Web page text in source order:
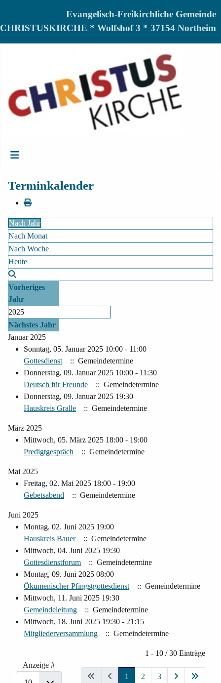
Evangelisch-Freikirchliche Gemeinde
CHRISTUSKIRCHE * Wolfshof 3 * 37154 Northeim
Terminkalender
Nach Jahr
Nach Monat
Nach Woche
Heute
Vorheriges
Jahr
2025
Nächstes Jahr
Januar 2025
Sonntag, 05. Januar 2025 10:00 - 11:00
Gottesdienst
:: Gemeindetermine
Donnerstag, 09. Januar 2025 10:00 - 11:30
Deutsch für Freunde
:: Gemeindetermine
Donnerstag, 09. Januar 2025 19:30
Hauskreis Gralle
:: Gemeindetermine
März 2025
Mittwoch, 05. März 2025 18:00 - 19:00
Predigtgespräch
:: Gemeindetermine
Mai 2025
Freitag, 02. Mai 2025 18:00 - 19:00
Gebetsabend
:: Gemeindetermine
Juni 2025
Montag, 02. Juni 2025 19:00
Hauskreis Bauer
:: Gemeindetermine
Mittwoch, 04. Juni 2025 19:30
Gottesdienstforum
:: Gemeindetermine
Montag, 09. Juni 2025 08:00
Ökumenischer Pfingstgottesdienst
:: Gemeindetermine
Mittwoch, 11. Juni 2025 19:30
Gemeindeleitung
:: Gemeindetermine
Mittwoch, 18. Juni 2025 19:30 - 21:15
Mitgliederversammlung
:: Gemeindetermine
1 - 10 / 30 Einträge
Anzeige #
1
2 3